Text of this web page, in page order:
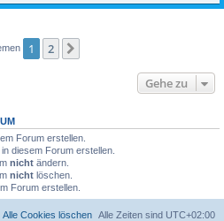
1 2
Gehe zu
Forum erstellen.
diesem Forum erstellen.
nicht ändern.
nicht löschen.
Forum erstellen.
Alle Zeiten sind UTC+02:00
Alle Cookies löschen